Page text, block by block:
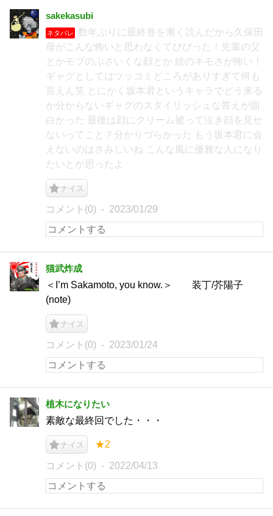
sakekasubi
ネタバレ
数年ぶりに最終巻を漸く読んだから久保田
母がこんな怖いと思わなくてびびった！先輩の父
とかモブのぶさいくな顔とか 絵のキモさが怖い！
ギャグとしてはツッコミどころがありすぎて何も
言えん笑 とにかく坂本君というキャラでどう来る
か分からないギャグのスタイリッシュな答えが面
白かった 最後は顔にクリーム被って泣き顔を見せ
ないってこと？分かりづらかった もう坂本君に会
えないのはさみしいね こんな風に優雅な人になり
たいとか思ったよ
ナイス
コメント(0) 2023/01/29
猫武炸成
＜I’m Sakamoto, you know.＞ 装丁/芥陽子
(note)
ナイス
コメント(0) 2023/01/24
植木になりたい
素敵な最終回でした・・・
ナイス ★2
コメント(0) 2022/04/13